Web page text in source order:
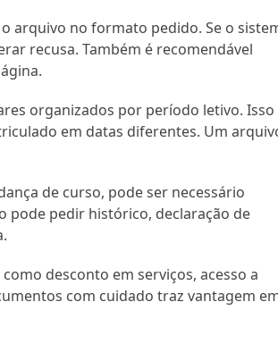
arquivo no formato pedido. Se o
recusa. Também é recomendável
organizados por período letivo. Isso
em datas diferentes. Um
de curso, pode ser necessário
pode pedir histórico, declaração de
desconto em serviços, acesso a
com cuidado traz vantagem